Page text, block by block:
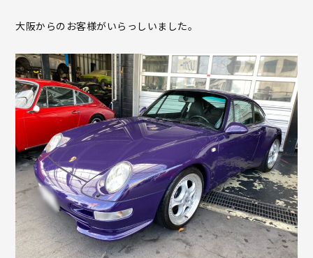
大阪からのお客様がいらっしいました。